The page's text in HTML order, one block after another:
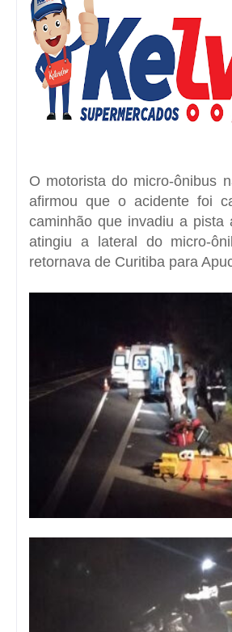
O motorista do micro-ônibus
afirmou que o acidente foi
caminhão que invadiu a pista
atingiu a lateral do micro-
retornava de Curitiba para